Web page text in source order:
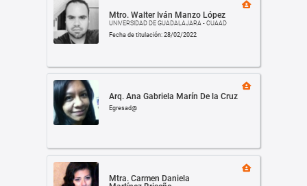
Mtro. Walter Iván Manzo López
UNIVERSIDAD DE GUADALAJARA - CUAAD
Fecha de titulación: 28/02/2022
Arq. Ana Gabriela Marín De la Cruz
Egresad@
Mtra. Carmen Daniela